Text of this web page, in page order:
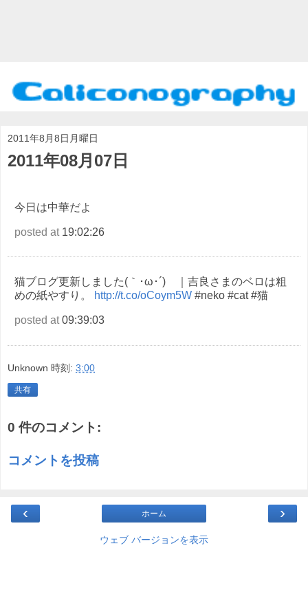
2011年8月8日月曜日
2011年08月07日
今日は中華だよ
posted at19:02:26
猫ブログ更新しました(｀･ω･´)ゞ｜吉良さまのベロは粗
めの紙やすり。
http://t.co/oCoym5W #neko #cat #猫
posted at09:39:03
Unknown 時刻: 3:00
共有
0 件のコメント:
コメントを投稿
‹ ›
ホーム
ウェブ バージョンを表示